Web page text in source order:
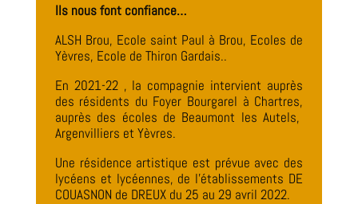
Ils nous font confiance…
ALSH Brou, Ecole saint Paul à Brou, Ecoles de
Yèvres, Ecole de Thiron Gardais..
En 2021-22 , la compagnie intervient auprès
des résidents du Foyer Bourgarel à Chartres,
auprès des écoles de Beaumont les Autels,
Argenvilliers et Yèvres.
Une résidence artistique est prévue avec des
lycéens et lycéennes, de l’établissements DE
COUASNON de DREUX du 25 au 29 avril 2022.